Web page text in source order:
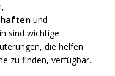
,
und
sind wichtige
die helfen
zu finden, verfügbar.